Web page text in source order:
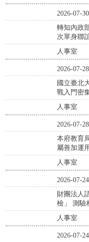
2026-07-30
轉知內政
次單身聯
人事室
2026-07-28
國立臺北
戰入門密
人事室
2026-07-28
本府教育
屬善加運
人事室
2026-07-24
財團法人
檢」 測驗
人事室
2026-07-24